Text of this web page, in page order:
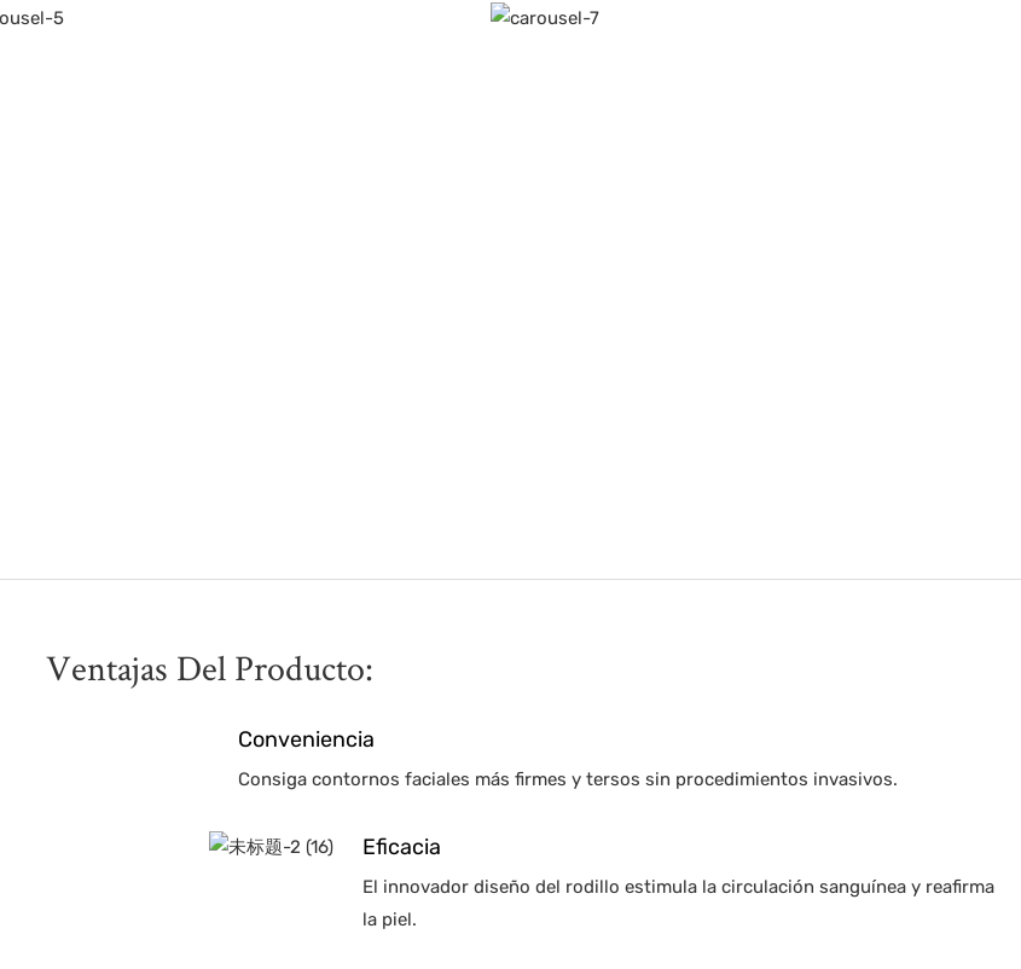
Ventajas Del Producto:
Conveniencia
Consiga contornos faciales más firmes y tersos sin procedimientos invasivos.
Eficacia
El innovador diseño del rodillo estimula la circulación sanguínea y reafirma
la piel.